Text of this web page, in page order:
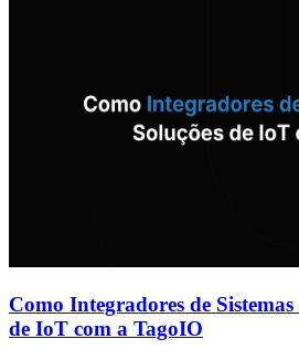
Como Integradores de
de IoT com a TagoIO